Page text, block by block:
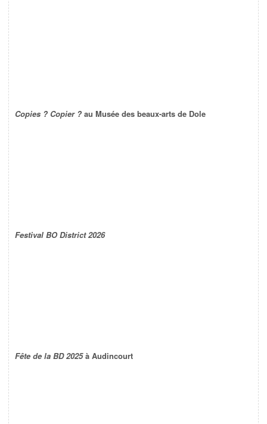
Copies ? Copier ? au Musée des beaux-arts de Dole
Festival BO District 2026
Fête de la BD 2025à Audincourt